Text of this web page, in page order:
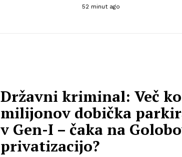
52 minut ago
Državni kriminal: Več
milijonov dobička
v Gen-I – čaka na
privatizacijo?